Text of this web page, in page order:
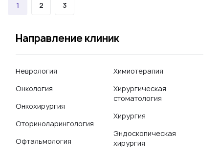
1 2 3
Направление клиник
Неврология
Онкология
Онкохирургия
Оториноларингология
Офтальмология
Химиотерапия
Хирургическая
стоматология
Хирургия
Эндоскопическая
хирургия